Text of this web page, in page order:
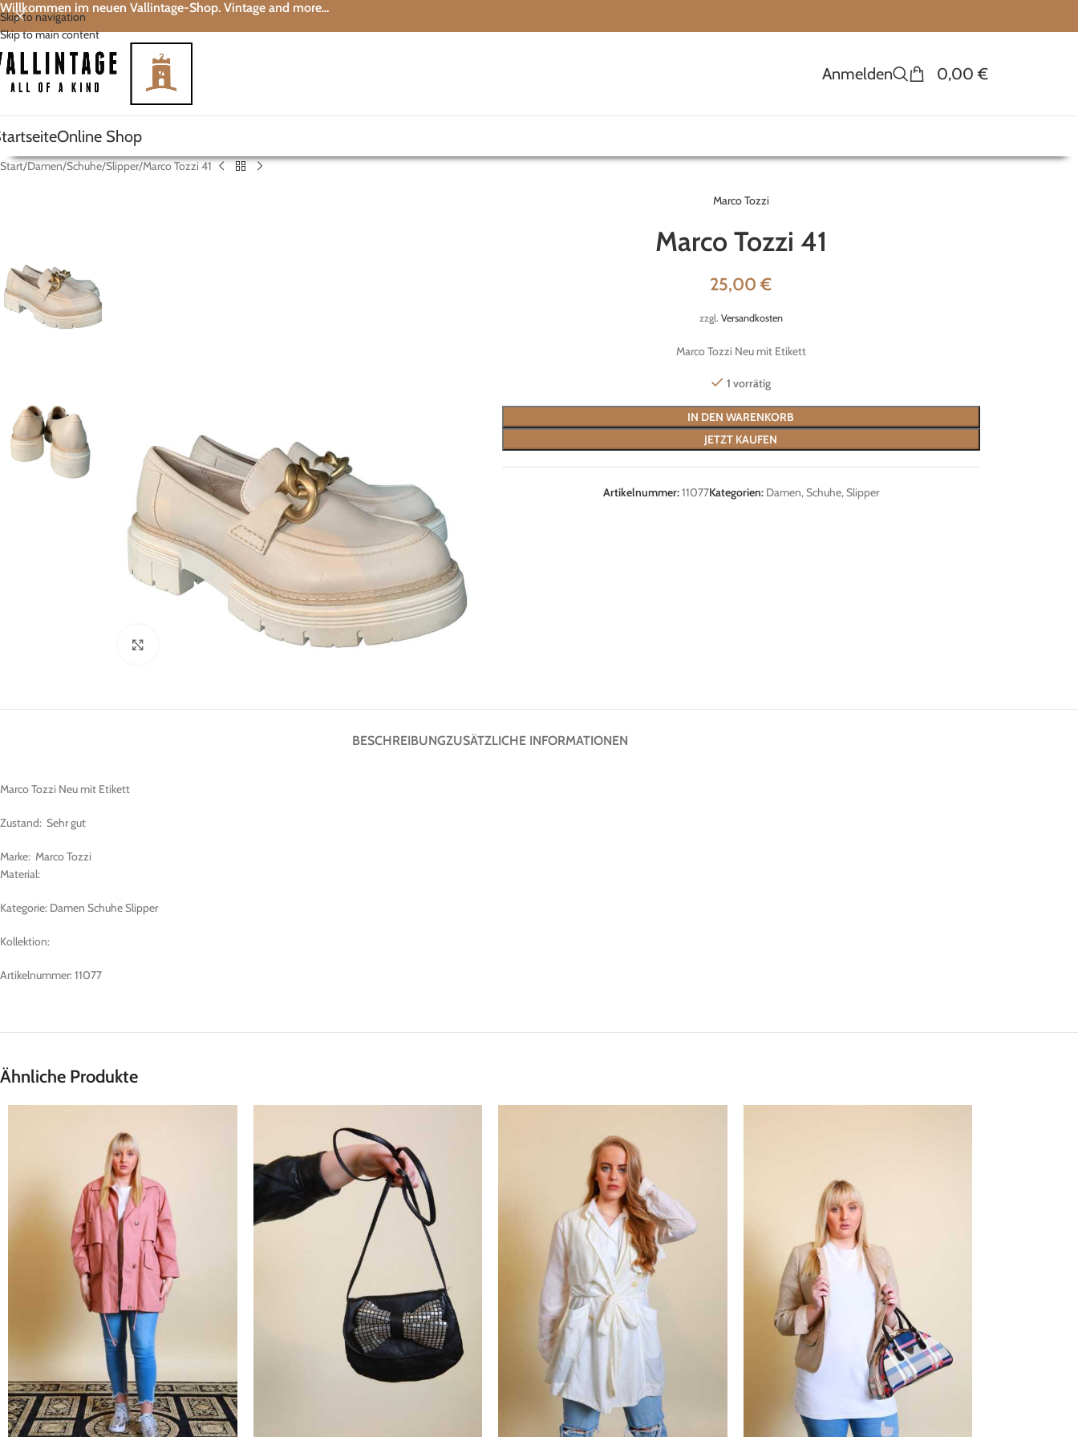
Skip to navigation
Skip to main content
Willkommen im neuen Vallintage-Shop. Vintage and more...
Anmelden 0,00€
Online Shop
Start Damen Schuhe Slipper Marco Tozzi 41
Marco Tozzi
Marco Tozzi 41
25,00€
zzgl. Versandkosten
Marco Tozzi Neu mit Etikett
1 vorrätig
IN DEN WARENKORB
JETZT KAUFEN
Artikelnummer:11077Kategorien: Damen,Schuhe,Slipper
BESCHREIBUNGZUSÄTZLICHE INFORMATIONEN
Marco Tozzi Neu mit Etikett
Zustand: Sehr gut
Marke: Marco Tozzi
Material:
Kategorie: Damen Schuhe Slipper
Kollektion:
Artikelnummer: 11077
Ähnliche Produkte